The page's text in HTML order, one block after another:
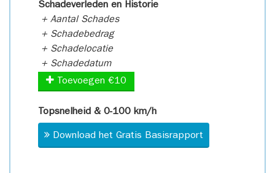
Schadeverleden en Historie
+ Aantal Schades
+ Schadebedrag
+ Schadelocatie
+ Schadedatum
Toevoegen €10
Topsnelheid & 0-100 km/h
Download het Gratis Basisrapport